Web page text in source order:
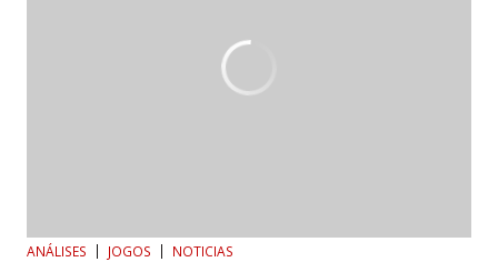
ANÁLISES JOGOS NOTICIAS